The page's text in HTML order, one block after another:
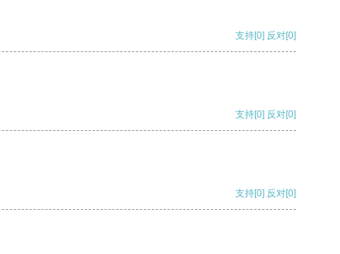
支持[0] 反对[0]
支持[0] 反对[0]
支持[0] 反对[0]